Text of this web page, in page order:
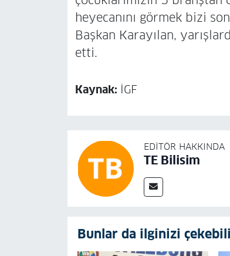
heyecanını görmek bizi
Başkan Karayılan,
etti.
Kaynak: İGF
EDITÖR HAKKINDA
TE Bilisim
Bunlar da ilginizi